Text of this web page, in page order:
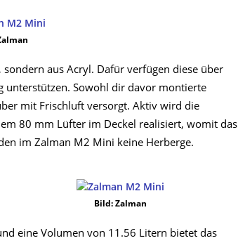
aus Acryl. Dafür verfügen diese über
unterstützen. Sowohl dir davor montierte
mit Frischluft versorgt. Aktiv wird die
80 mm Lüfter im Deckel realisiert, womit das
im Zalman M2 Mini keine Herberge.
Bild: Zalman
eine Volumen von 11.56 Litern bietet das